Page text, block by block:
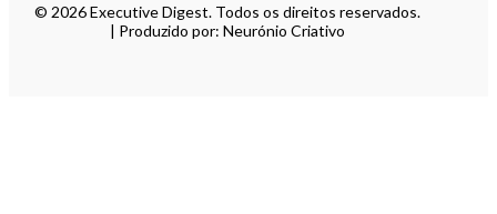
© 2026 Executive Digest. Todos os direitos reservados.
| Produzido por: Neurónio Criativo